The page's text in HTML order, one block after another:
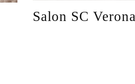
Salon SC Verona